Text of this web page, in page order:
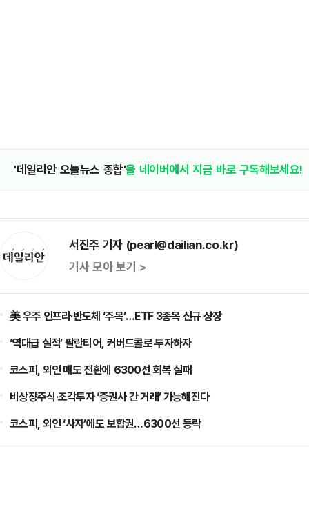
'데일리안 오늘뉴스 종합'을 네이버에서 지금 바로 구독해보세요!
서진주 기자 (pearl@dailian.co.kr)
기사 모아 보기 >
美 우주 인프라·반도체 ‘주목’…ETF 3종목 신규 상장
‘역대급 실적’ 팔란티어, 커버드콜로 투자하자
코스피, 외인 매도 전환에 6300선 회복 실패
비상장주식·조각투자 ‘증권사 간 거래’ 가능해진다
코스피, 외인 ‘사자’에도 보합권…6300선 등락